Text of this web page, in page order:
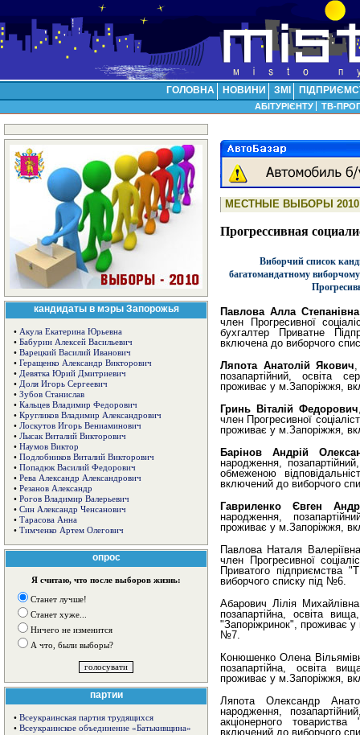
ГОЛОВНА НОВИНИ ЗМІ
АБІТУРІЄНТУ ТВ-
кандидаты в мэры Запорожья
• Акула Екатерина Юрьевна
• Бабурин Алексей Васильевич
• Варецкий Василий Иванович
• Геращенко Александр Викторович
• Девятка Юрий Дмитриевич
• Доля Игорь Сергеевич
• Зубов Станислав
• Кальцев Владимир Федорович
• Кругликов Владимир Александрович
• Лоскутов Игорь Вениаминович
• Лысак Виталий Викторович
• Наумов Виктор
• Подлобников Виталий Викторович
• Попадюк Василий Федорович
• Рева Александр Александрович
• Резанов Александр
• Рогов Владимир Валерьевич
• Син Александр Ченсанович
• Тарасова Анна
• Тимченко Артем Олегович
опрос
Я считаю, что после выборов жизнь:
Станет лучше!
Станет хуже...
Ничего не изменится
А что, были выборы?
партии
• Всеукраинская партия трудящихся
• Всеукраинское объединение «Батькивщина»
МЕСТНЫЕ ВЫБОРЫ
Прогрессивная
Виборчий список
багатомандатному виборчому
Павлова Алла Степанівна
член Прогресивної
бухгалтер Приватне
включена до виборчого
Ляпота Анатолій Якович,
позапартійний, освіта
проживає у м.Запоріжжя,
Гринь Віталій Федорович
член Прогресивної
проживає у м.Запоріжжя,
Барінов Андрій
народження,
обмеженою
включений до виборчого
Гавриленко Євген
народження,
проживає у м.Запоріжжя,
Павлова Наталя
член Прогресивної
Приватого
виборчого списку під №6.
Абарович Лілія
позапартійна, освіта
"Запоріжринок", проживає
№7.
Конюшенко Олена
позапартійна, освіта
проживає у м.Запоріжжя,
Ляпота Олександр
народження,
акціонерного
включений до виборчого